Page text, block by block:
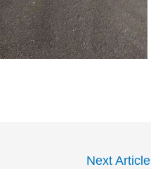
Next Article